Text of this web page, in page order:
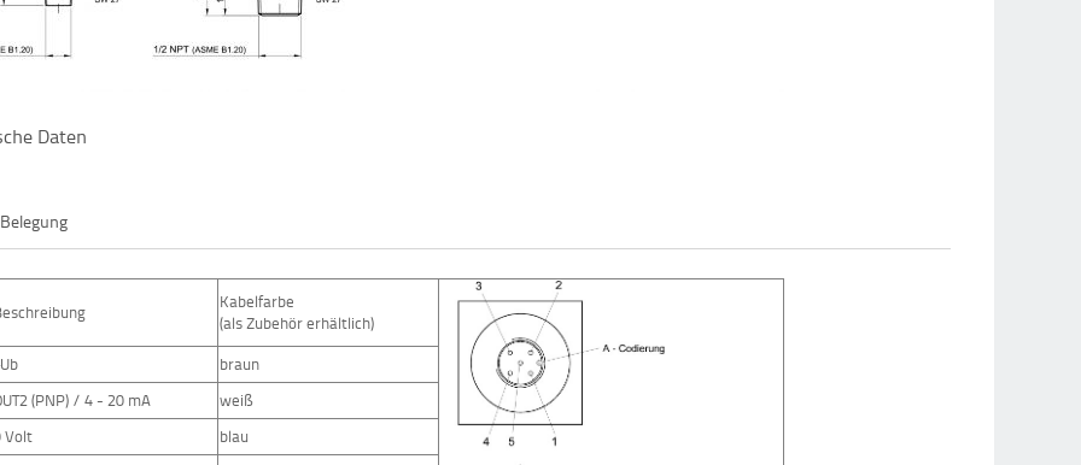
Daten
Kabelfarbe
(als Zubehör erhältlich)
braun
(PNP) / 4 - 20 mA
weiß
Volt
blau